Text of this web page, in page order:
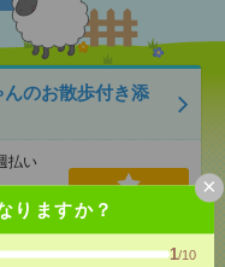
りますか？
1/10
×
んのお散歩付き添
払い
気になる！